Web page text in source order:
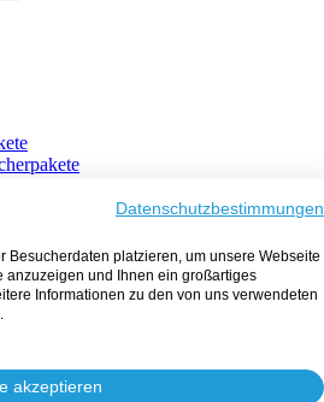
Datenschutzbestimmungen
Besucherdaten platzieren, um unsere Webseite
anzuzeigen und Ihnen ein großartiges
Informationen zu den von uns verwendeten
akzeptieren